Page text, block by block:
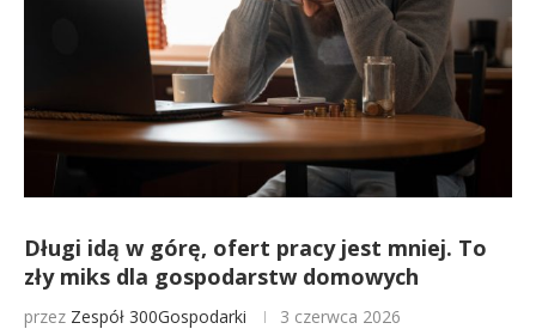
Długi idą w górę, ofert pracy jest mniej. To
zły miks dla gospodarstw domowych
przez Zespół 300Gospodarki 3 czerwca 2026